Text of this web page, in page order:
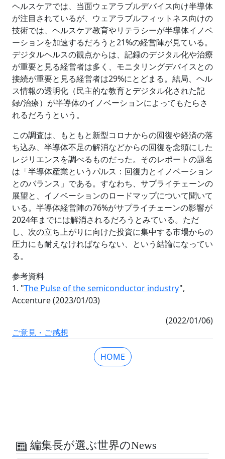
ヘルスケアでは、当面ウェアラブルデバイス向け半導体
が注目されているが、ウェアラブルフィットネス向けの
技術では、ヘルスケア教育やリテラシーが半導体イノベ
ーションを加速するだろうと21%の経営陣が見ている。
デジタルヘルスの観点からは、記録のデジタル化や治療
が重要と見る経営者は多く、モニタリングデバイスとの
接続が重要と見る経営者は29%にとどまる。結局、ヘル
ス情報の透明化（民主的な教育とデジタル化された記
録/治療）が半導体のイノベーションによってもたらさ
れるだろうという。
この調査は、もともと新型コロナからの回復や経済の落
ち込み、半導体不足の解消などからの回復を念頭にした
レジリエンスを調べるものだった。そのレポートの題名
は「半導体産業というパルス：回復力とイノベーション
とのバランス」である。すなわち、サプライチェーンの
展望と、イノベーションのロードマップについて聞いて
いる。半導体経営陣の76%がサプライチェーンの影響が
2024年までには解消されるだろうとみている。ただ
し、次の立ち上がりに向けた投資に集中する市場からの
圧力にも耐えなければならない、という結論になってい
る。
参考資料
1. "The Pulse of the semiconductor industry",
Accenture (2023/01/03)
(2022/01/06)
ご意見・ご感想
HOME
編集長が選ぶ世界のNews